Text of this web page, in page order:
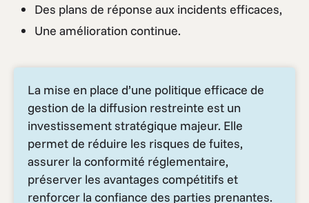
Des plans de réponse aux incidents efficaces,
Une amélioration continue.
La mise en place d’une politique efficace de
gestion de la diffusion restreinte est un
investissement stratégique majeur. Elle
permet de réduire les risques de fuites,
assurer la conformité réglementaire,
préserver les avantages compétitifs et
renforcer la confiance des parties prenantes.